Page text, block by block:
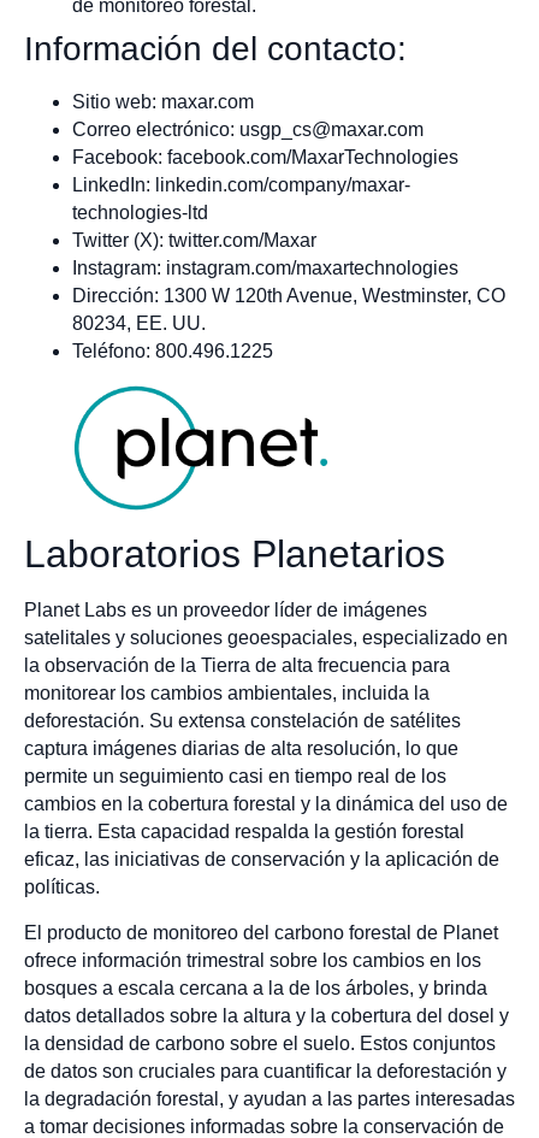
de monitoreo forestal.
Información del contacto:
Sitio web: maxar.com
Correo electrónico: usgp_cs@maxar.com
Facebook: facebook.com/MaxarTechnologies
LinkedIn: linkedin.com/company/maxar-
technologies-ltd
Twitter (X): twitter.com/Maxar
Instagram: instagram.com/maxartechnologies
Dirección: 1300 W 120th Avenue, Westminster, CO
80234, EE. UU.
Teléfono: 800.496.1225
Laboratorios Planetarios
Planet Labs es un proveedor líder de imágenes
satelitales y soluciones geoespaciales, especializado en
la observación de la Tierra de alta frecuencia para
monitorear los cambios ambientales, incluida la
deforestación. Su extensa constelación de satélites
captura imágenes diarias de alta resolución, lo que
permite un seguimiento casi en tiempo real de los
cambios en la cobertura forestal y la dinámica del uso de
la tierra. Esta capacidad respalda la gestión forestal
eficaz, las iniciativas de conservación y la aplicación de
políticas.
El producto de monitoreo del carbono forestal de Planet
ofrece información trimestral sobre los cambios en los
bosques a escala cercana a la de los árboles, y brinda
datos detallados sobre la altura y la cobertura del dosel y
la densidad de carbono sobre el suelo. Estos conjuntos
de datos son cruciales para cuantificar la deforestación y
la degradación forestal, y ayudan a las partes interesadas
a tomar decisiones informadas sobre la conservación de